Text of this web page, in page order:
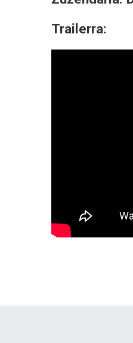
Trailerra: